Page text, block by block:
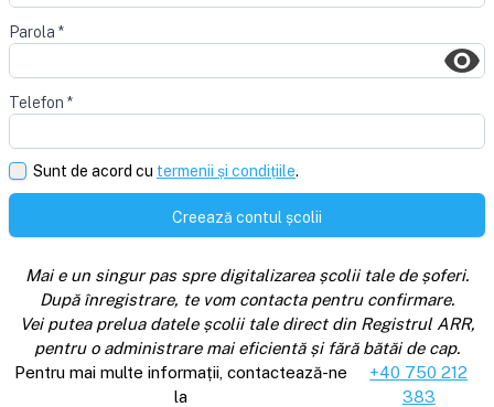
Parola *
Telefon *
Sunt de acord cu termenii și condițiile.
Creează contul școlii
Mai e un singur pas spre digitalizarea școlii tale de șoferi.
După înregistrare, te vom contacta pentru confirmare.
Vei putea prelua datele școlii tale direct din Registrul ARR,
pentru o administrare mai eficientă și fără bătăi de cap.
Pentru mai multe informații, contactează-ne
la
+40 750 212
383